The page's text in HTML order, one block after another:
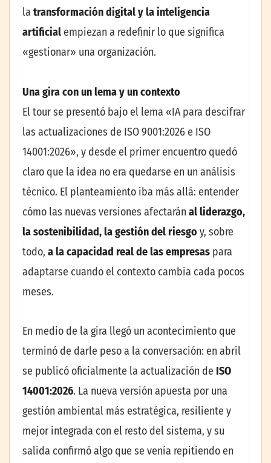
la transformación digital y la inteligencia
artificial empiezan a redefinir lo que significa
«gestionar» una organización.
Una gira con un lema y un contexto
El tour se presentó bajo el lema «IA para descifrar
las actualizaciones de ISO 9001:2026 e ISO
14001:2026», y desde el primer encuentro quedó
claro que la idea no era quedarse en un análisis
técnico. El planteamiento iba más allá: entender
cómo las nuevas versiones afectarán al liderazgo,
la sostenibilidad, la gestión del riesgo y, sobre
todo, a la capacidad real de las empresas para
adaptarse cuando el contexto cambia cada pocos
meses.
En medio de la gira llegó un acontecimiento que
terminó de darle peso a la conversación: en abril
se publicó oficialmente la actualización de ISO
14001:2026. La nueva versión apuesta por una
gestión ambiental más estratégica, resiliente y
mejor integrada con el resto del sistema, y su
salida confirmó algo que se venía repitiendo en